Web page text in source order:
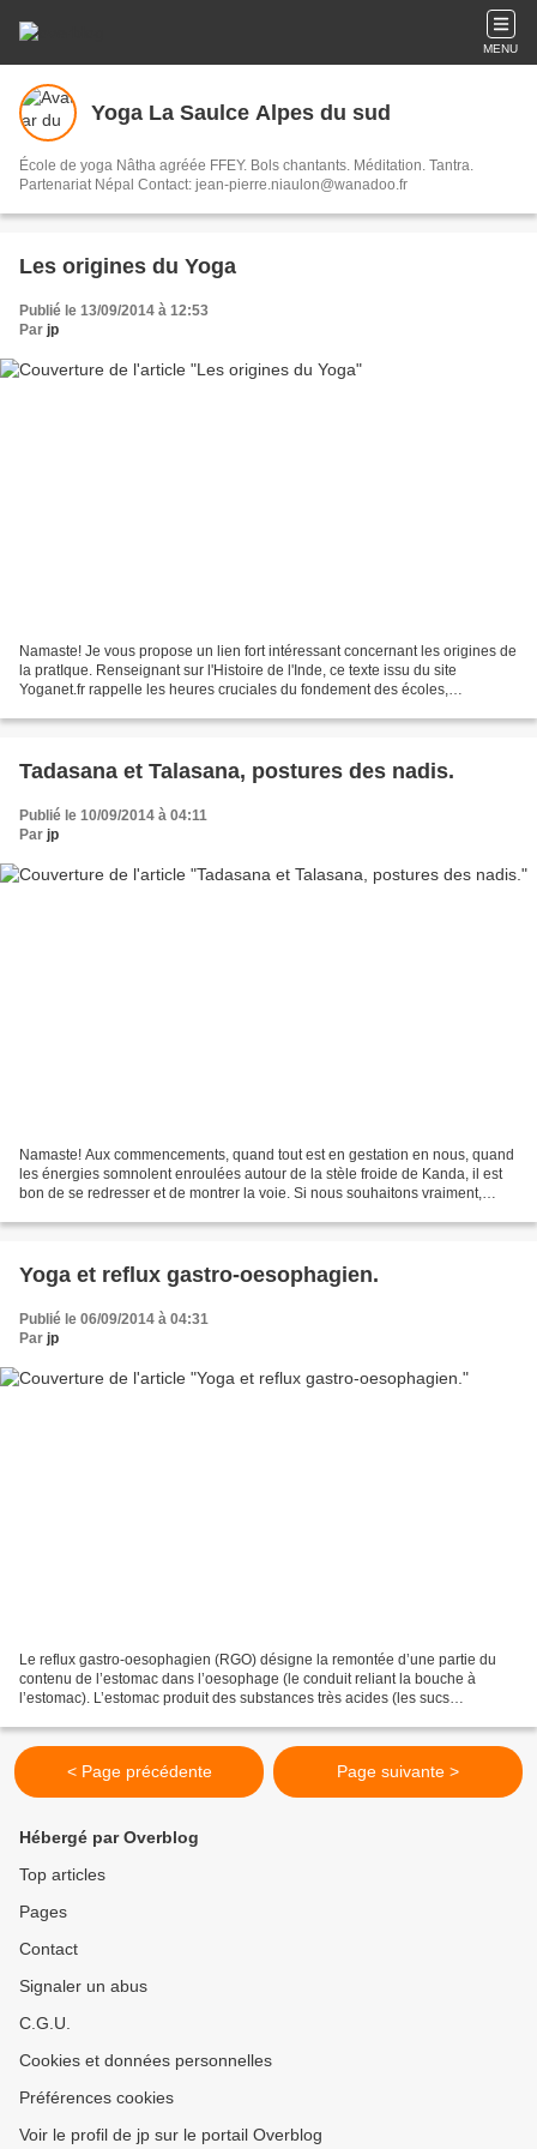
MENU
Yoga La Saulce Alpes du sud
École de yoga Nâtha agréée FFEY. Bols chantants. Méditation. Tantra.
Partenariat Népal Contact: jean-pierre.niaulon@wanadoo.fr
Les origines du Yoga
Publié le 13/09/2014 à 12:53
Par jp
Namaste! Je vous propose un lien fort intéressant concernant les origines de
la pratIque. Renseignant sur l'Histoire de l'Inde, ce texte issu du site
Yoganet.fr rappelle les heures cruciales du fondement des écoles,
Tadasana et Talasana, postures des nadis.
Publié le 10/09/2014 à 04:11
Par jp
Namaste! Aux commencements, quand tout est en gestation en nous, quand
les énergies somnolent enroulées autour de la stèle froide de Kanda, il est
bon de se redresser et de montrer la voie. Si nous souhaitons vraiment,
Yoga et reflux gastro-oesophagien.
Publié le 06/09/2014 à 04:31
Par jp
Le reflux gastro-oesophagien (RGO) désigne la remontée d’une partie du
contenu de l’estomac dans l’oesophage (le conduit reliant la bouche à
l’estomac). L’estomac produit des substances très acides (les sucs
< Page précédente Page suivante >
Hébergé par Overblog
Top articles
Pages
Contact
Signaler un abus
C.G.U.
Cookies et données personnelles
Préférences cookies
Voir le profil de jp sur le portail Overblog